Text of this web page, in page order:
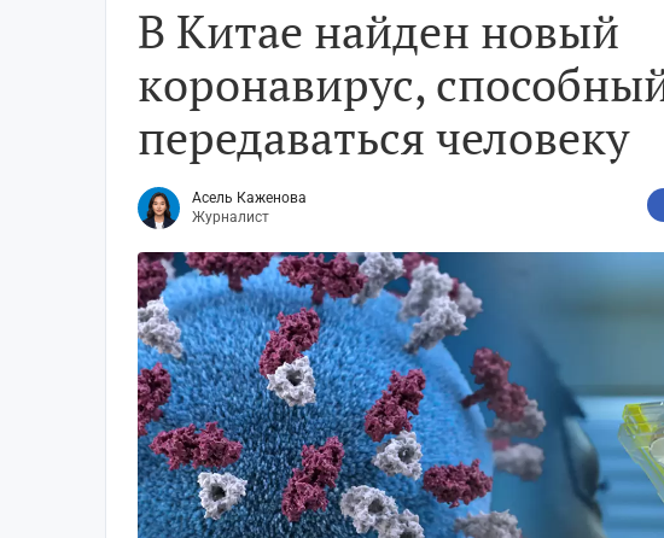
В Китае найден новый
коронавирус,
передаваться человеку
Асель Каженова
Журналист